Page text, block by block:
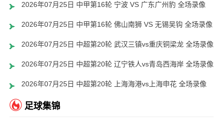
2026年07月25日 中甲第16轮 宁波 VS 广东广州豹 全场录像
2026年07月25日 中甲第16轮 佛山南狮 VS 无锡吴钩 全场录像
2026年07月25日 中超第20轮 武汉三镇vs重庆铜梁龙 全场录像
2026年07月25日 中超第20轮 辽宁铁人vs青岛西海岸 全场录像
2026年07月25日 中超第20轮 上海海港vs上海申花 全场录像
足球集锦